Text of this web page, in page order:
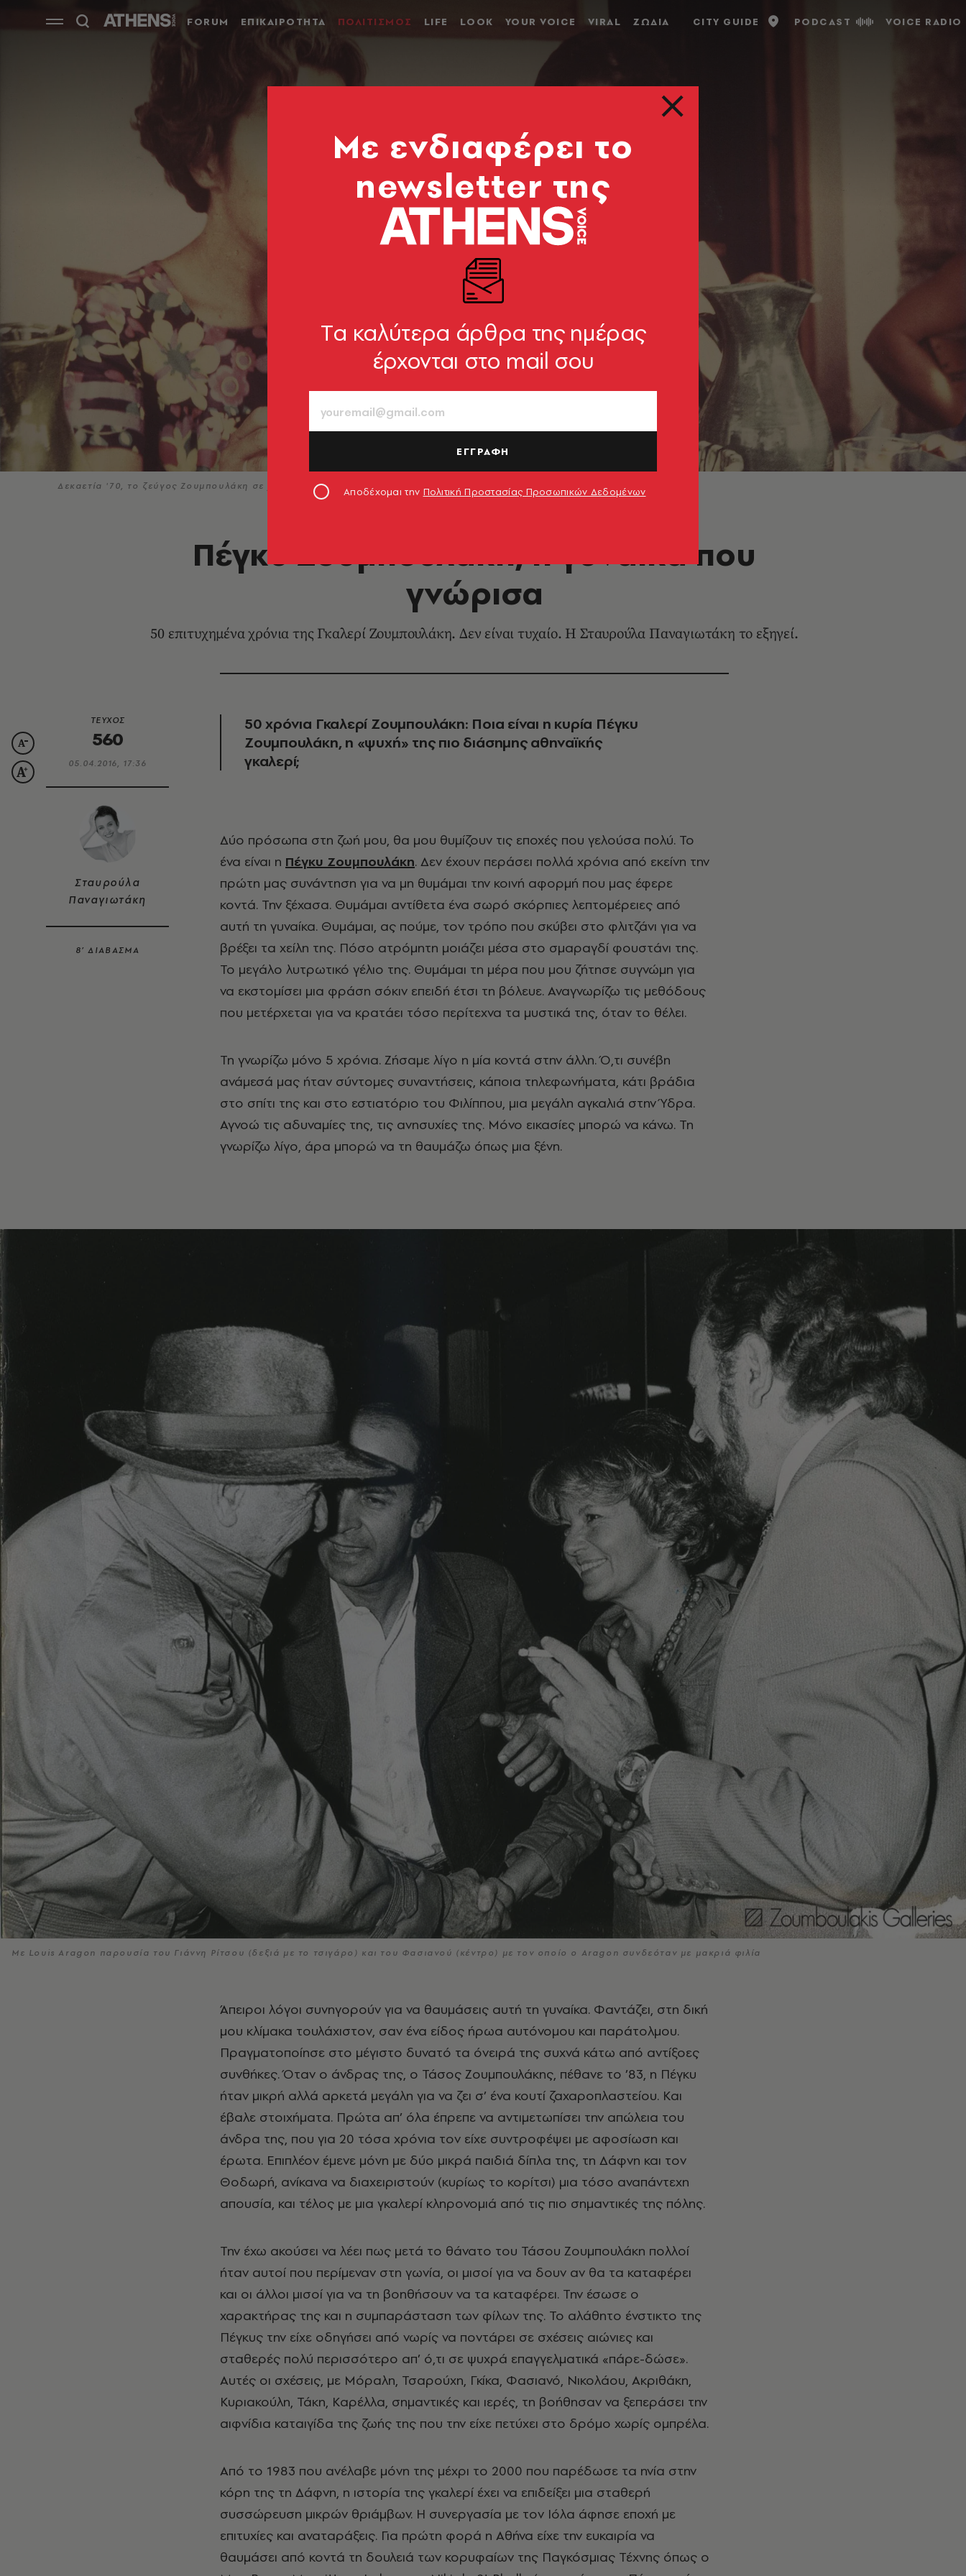
FORUM ΕΠΙΚΑΙΡΟΤΗΤΑ ΠΟΛΙΤΙΣΜΟΣ LIFE LOOK YOUR VOICE VIRAL ΖΩΔΙΑ CITY GUIDE PODCAST VOICE RADIO
Δεκαετία '70, το ζεύγος Ζουμπουλάκη σε χαλαρές στιγμές
Πέγκυ Ζουμπουλάκη, η γυναίκα που
γνώρισα
50 επιτυχημένα χρόνια της Γκαλερί Ζουμπουλάκη. Δεν είναι τυχαίο. Η Σταυρούλα Παναγιωτάκη το εξηγεί.
ΤΕΥΧΟΣ
560
05.04.2016, 17:36
Σταυρούλα
Παναγιωτάκη
8’ ΔΙΑΒΑΣΜΑ
50 χρόνια Γκαλερί Ζουμπουλάκη: Ποια είναι η κυρία Πέγκυ
Ζουμπουλάκη, η «ψυχή» της πιο διάσημης αθηναϊκής
γκαλερί;
Δύο πρόσωπα στη ζωή μου, θα μου θυμίζουν τις εποχές που γελούσα πολύ. Το
ένα είναι η Πέγκυ Ζουμπουλάκη. Δεν έχουν περάσει πολλά χρόνια από εκείνη την
πρώτη μας συνάντηση για να μη θυμάμαι την κοινή αφορμή που μας έφερε
κοντά. Την ξέχασα. Θυμάμαι αντίθετα ένα σωρό σκόρπιες λεπτομέρειες από
αυτή τη γυναίκα. Θυμάμαι, ας πούμε, τον τρόπο που σκύβει στο φλιτζάνι για να
βρέξει τα χείλη της. Πόσο ατρόμητη μοιάζει μέσα στο σμαραγδί φουστάνι της.
Το μεγάλο λυτρωτικό γέλιο της. Θυμάμαι τη μέρα που μου ζήτησε συγνώμη για
να εκστομίσει μια φράση σόκιν επειδή έτσι τη βόλευε. Αναγνωρίζω τις μεθόδους
που μετέρχεται για να κρατάει τόσο περίτεχνα τα μυστικά της, όταν το θέλει.
Τη γνωρίζω μόνο 5 χρόνια. Ζήσαμε λίγο η μία κοντά στην άλλη. Ό,τι συνέβη
ανάμεσά μας ήταν σύντομες συναντήσεις, κάποια τηλεφωνήματα, κάτι βράδια
στο σπίτι της και στο εστιατόριο του Φιλίππου, μια μεγάλη αγκαλιά στην Ύδρα.
Αγνοώ τις αδυναμίες της, τις ανησυχίες της. Μόνο εικασίες μπορώ να κάνω. Τη
γνωρίζω λίγο, άρα μπορώ να τη θαυμάζω όπως μια ξένη.
Με Louis Aragon παρουσία του Γιάννη Ρίτσου (δεξιά με το τσιγάρο) και του Φασιανού (κέντρο) με τον οποίο ο Aragon συνδεόταν με μακριά φιλία
Άπειροι λόγοι συνηγορούν για να θαυμάσεις αυτή τη γυναίκα. Φαντάζει, στη δική
μου κλίμακα τουλάχιστον, σαν ένα είδος ήρωα αυτόνομου και παράτολμου.
Πραγματοποίησε στο μέγιστο δυνατό τα όνειρά της συχνά κάτω από αντίξοες
συνθήκες. Όταν ο άνδρας της, ο Τάσος Ζουμπουλάκης, πέθανε το ’83, η Πέγκυ
ήταν μικρή αλλά αρκετά μεγάλη για να ζει σ’ ένα κουτί ζαχαροπλαστείου. Και
έβαλε στοιχήματα. Πρώτα απ’ όλα έπρεπε να αντιμετωπίσει την απώλεια του
άνδρα της, που για 20 τόσα χρόνια τον είχε συντροφέψει με αφοσίωση και
έρωτα. Επιπλέον έμενε μόνη με δύο μικρά παιδιά δίπλα της, τη Δάφνη και τον
Θοδωρή, ανίκανα να διαχειριστούν (κυρίως το κορίτσι) μια τόσο αναπάντεχη
απουσία, και τέλος με μια γκαλερί κληρονομιά από τις πιο σημαντικές της πόλης.
Την έχω ακούσει να λέει πως μετά το θάνατο του Τάσου Ζουμπουλάκη πολλοί
ήταν αυτοί που περίμεναν στη γωνία, οι μισοί για να δουν αν θα τα καταφέρει
και οι άλλοι μισοί για να τη βοηθήσουν να τα καταφέρει. Την έσωσε ο
χαρακτήρας της και η συμπαράσταση των φίλων της. Το αλάθητο ένστικτο της
Πέγκυς την είχε οδηγήσει από νωρίς να ποντάρει σε σχέσεις αιώνιες και
σταθερές πολύ περισσότερο απ’ ό,τι σε ψυχρά επαγγελματικά «πάρε-δώσε».
Αυτές οι σχέσεις, με Μόραλη, Τσαρούχη, Γκίκα, Φασιανό, Νικολάου, Ακριθάκη,
Κυριακούλη, Τάκη, Καρέλλα, σημαντικές και ιερές, τη βοήθησαν να ξεπεράσει την
αιφνίδια καταιγίδα της ζωής της που την είχε πετύχει στο δρόμο χωρίς ομπρέλα.
Από το 1983 που ανέλαβε μόνη της μέχρι το 2000 που παρέδωσε τα ηνία στην
κόρη της τη Δάφνη, η ιστορία της γκαλερί έχει να επιδείξει μια σταθερή
συσσώρευση μικρών θριάμβων. Η συνεργασία με τον Ιόλα άφησε εποχή με
επιτυχίες και αναταράξεις. Για πρώτη φορά η Αθήνα είχε την ευκαιρία να
θαυμάσει από κοντά τη δουλειά των κορυφαίων της Παγκόσμιας Τέχνης όπως ο
Mε ενδιαφέρει το
newsletter της
Tα καλύτερα άρθρα της ημέρας
έρχονται στο mail σου
ΕΓΓΡΑΦΗ
Αποδέχομαι την Πολιτική Προστασίας Προσωπικών Δεδομένων